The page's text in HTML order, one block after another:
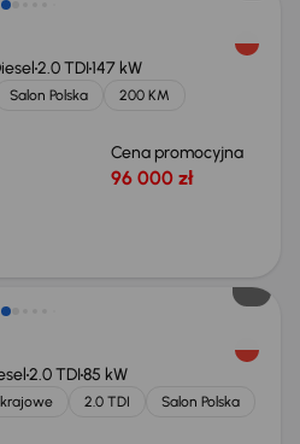
2.0 TDI147 kW
Salon Polska
200 KM
Cena promocyjna
96 000 zł
2.0 TDI85 kW
2.0 TDI
Salon Polska